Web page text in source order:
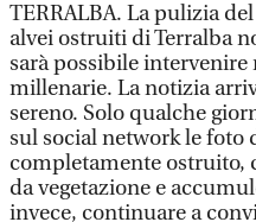
TERRALBA. La pulizia
alvei ostruiti di Terralba
sarà possibile intervenire
millenarie. La notizia
sereno. Solo qualche
sul social network le foto
completamente ostruito,
da vegetazione e
invece, continuare a